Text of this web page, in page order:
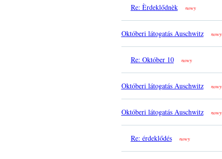
Re: Èrdeklődnèk nowy
Októberi látogatás Auschwitz nowy
Re: Október 10 nowy
Októberi látogatás Auschwitz nowy
Októberi látogatás Auschwitz nowy
Re: érdeklődés nowy